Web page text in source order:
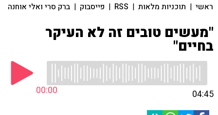
ראשי | תוכניות מלאות |
RSS
| פייסבוק | ברק סרי ואלי אוחנה
"מעשים טובים זה לא העיקר
בחיים"
00:00 04:45